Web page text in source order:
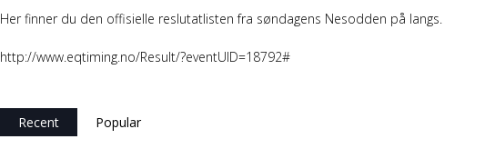
Her finner du den offisielle reslutatlisten fra søndagens Nesodden på langs.
http://www.eqtiming.no/Result/?eventUID=18792#
Recent Popular